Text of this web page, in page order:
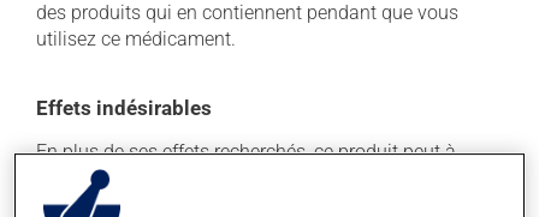
des produits qui en contiennent pendant que vous
utilisez ce médicament.
Effets indésirables
En plus de ses effets recherchés, ce produit peut à
l'occasion entraîner certains effets indésirables (effets
secondaires), notamment :